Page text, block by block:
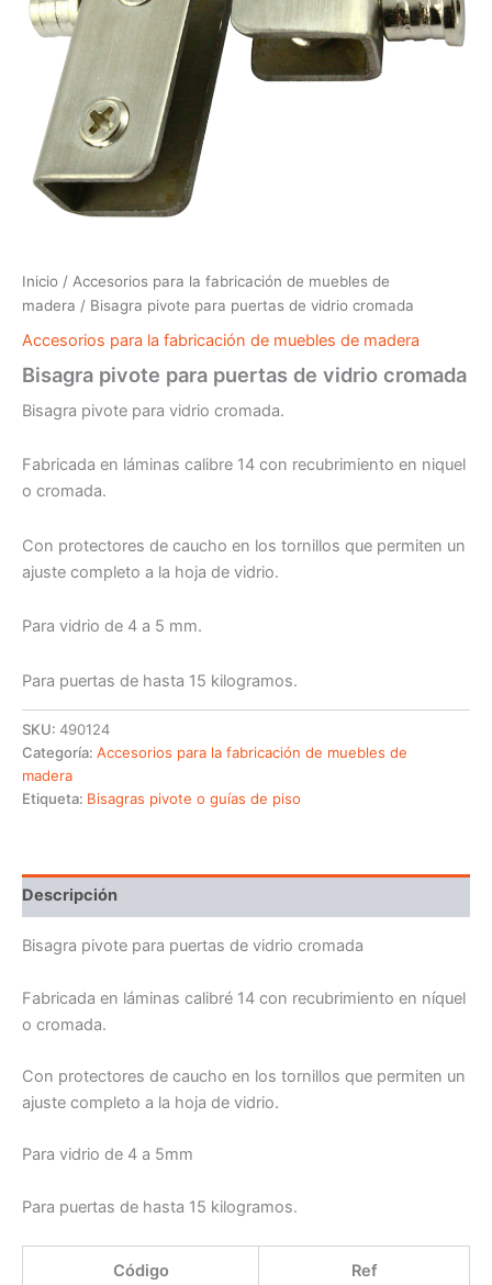
Inicio / Accesorios para la fabricación de muebles de
madera / Bisagra pivote para puertas de vidrio cromada
Accesorios para la fabricación de muebles de madera
Bisagra pivote para puertas de vidrio cromada
Bisagra pivote para vidrio cromada.
Fabricada en láminas calibre 14 con recubrimiento en niquel
o cromada.
Con protectores de caucho en los tornillos que permiten un
ajuste completo a la hoja de vidrio.
Para vidrio de 4 a 5 mm.
Para puertas de hasta 15 kilogramos.
SKU: 490124
Categoría: Accesorios para la fabricación de muebles de
madera
Etiqueta: Bisagras pivote o guías de piso
Descripción
Bisagra pivote para puertas de vidrio cromada
Fabricada en láminas calibré 14 con recubrimiento en níquel
o cromada.
Con protectores de caucho en los tornillos que permiten un
ajuste completo a la hoja de vidrio.
Para vidrio de 4 a 5mm
Para puertas de hasta 15 kilogramos.
Código Ref